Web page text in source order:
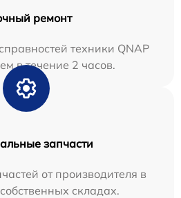
ремонт
техники QNAP
в течение 2 часов.
запчасти
от производителя в
складах.